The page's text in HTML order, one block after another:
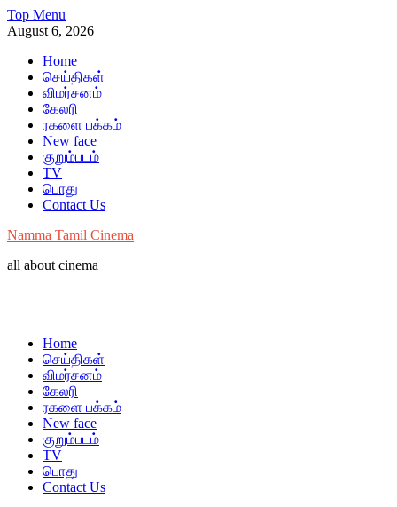
Skip
to
Top Menu
August 6, 2026
Home
செய்திகள்
விமர்சனம்
கேலரி
ரகளை பக்கம்
New face
குறும்படம்
TV
பொது
Contact Us
Namma Tamil Cinema
all about cinema
Home
செய்திகள்
விமர்சனம்
கேலரி
ரகளை பக்கம்
New face
குறும்படம்
TV
பொது
Contact Us